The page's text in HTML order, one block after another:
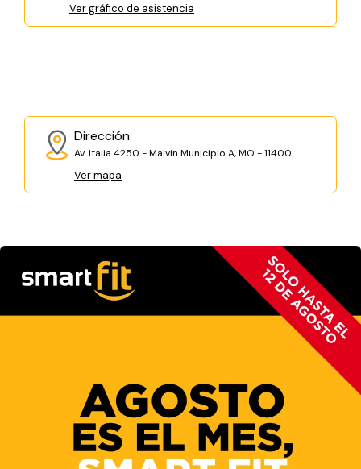
Ver gráfico de asistencia
Dirección
Av. Italia 4250 - Malvin Municipio A, MO - 11400
Ver mapa